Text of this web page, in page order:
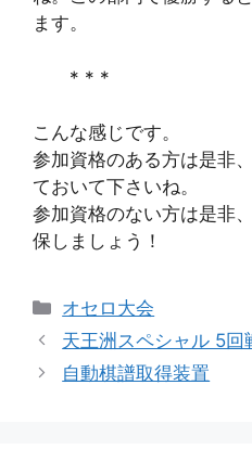
ます。
* * *
こんな感じです。
参加資格のある方は是非
ておいて下さいね。
参加資格のない方は是非
保しましょう！
カ
テ
リ
オセロ大会
天王洲スペシャル 5回
自動棋譜取得装置